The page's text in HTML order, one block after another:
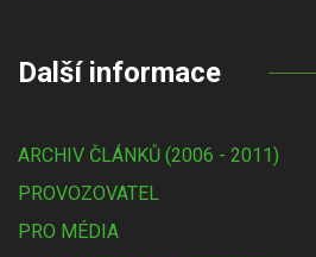
Další informace
ARCHIV ČLÁNKŮ (2006 - 2011)
PROVOZOVATEL
PRO MÉDIA